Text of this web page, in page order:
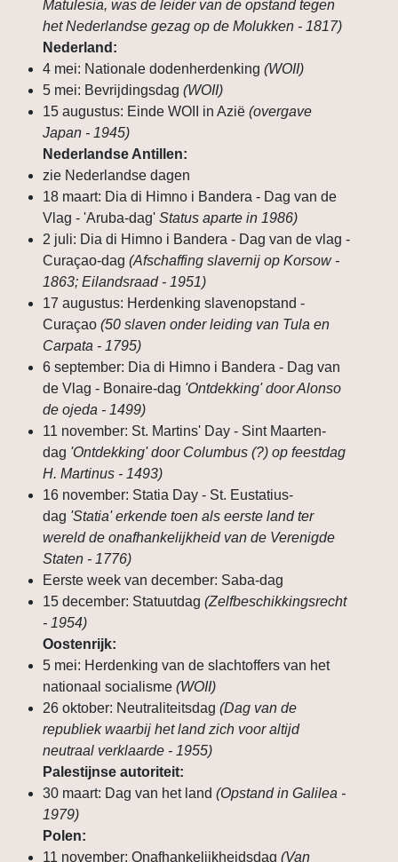
Matulesia, was de leider van de opstand tegen
het Nederlandse gezag op de Molukken - 1817)
Nederland:
4 mei: Nationale dodenherdenking (WOII)
5 mei: Bevrijdingsdag (WOII)
15 augustus: Einde WOII in Azië (overgave
Japan - 1945)
Nederlandse Antillen:
zie Nederlandse dagen
18 maart: Dia di Himno i Bandera - Dag van de
Vlag - 'Aruba-dag' Status aparte in 1986)
2 juli: Dia di Himno i Bandera - Dag van de vlag -
Curaçao-dag (Afschaffing slavernij op Korsow -
1863; Eilandsraad - 1951)
17 augustus: Herdenking slavenopstand -
Curaçao (50 slaven onder leiding van Tula en
Carpata - 1795)
6 september: Dia di Himno i Bandera - Dag van
de Vlag - Bonaire-dag 'Ontdekking' door Alonso
de ojeda - 1499)
11 november: St. Martins' Day - Sint Maarten-
dag 'Ontdekking' door Columbus (?) op feestdag
H. Martinus - 1493)
16 november: Statia Day - St. Eustatius-
dag 'Statia' erkende toen als eerste land ter
wereld de onafhankelijkheid van de Verenigde
Staten - 1776)
Eerste week van december: Saba-dag
15 december: Statuutdag (Zelfbeschikkingsrecht
- 1954)
Oostenrijk:
5 mei: Herdenking van de slachtoffers van het
nationaal socialisme (WOII)
26 oktober: Neutraliteitsdag (Dag van de
republiek waarbij het land zich voor altijd
neutraal verklaarde - 1955)
Palestijnse autoriteit:
30 maart: Dag van het land (Opstand in Galilea -
1979)
Polen:
11 november: Onafhankelijkheidsdag (Van